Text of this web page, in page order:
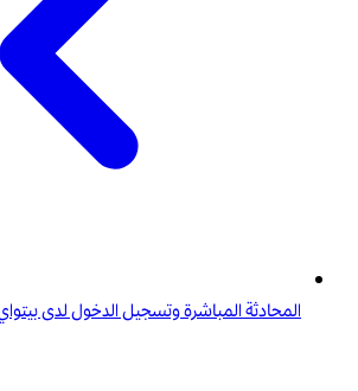
المحادثة المباشرة وتسجيل الدخول لدى